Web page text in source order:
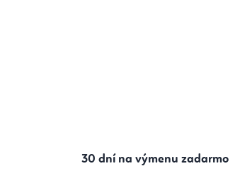
30 dní na výmenu zadarmo